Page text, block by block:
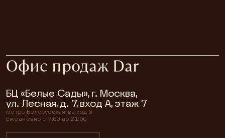
Офис продаж Dar
БЦ «Белые Сады», г. Москва,
ул. Лесная, д. 7, вход А, этаж 7
метро Белорусская, выход 3
Ежедневно с 9:00 до 21:00